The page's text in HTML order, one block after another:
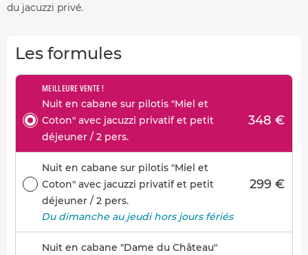
du jacuzzi privé.
Les formules
MEILLEURE VENTE !
Nuit en cabane sur pilotis "Miel et
Coton" avec jacuzzi privatif et petit
déjeuner / 2 pers.
348 €
Nuit en cabane sur pilotis "Miel et
Coton" avec jacuzzi privatif et petit
déjeuner / 2 pers.
299 €
Du dimanche au jeudi hors jours fériés
Nuit en cabane "Dame du Château"